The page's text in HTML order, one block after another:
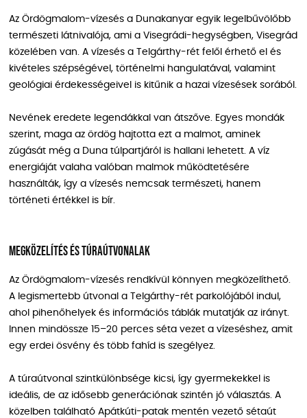
Az Ördögmalom-vízesés a Dunakanyar egyik legelbűvölőbb
természeti látnivalója, ami a Visegrádi-hegységben, Visegrád
közelében van. A vízesés a Telgárthy-rét felől érhető el és
kivételes szépségével, történelmi hangulatával, valamint
geológiai érdekességeivel is kitűnik a hazai vízesések sorából.
Nevének eredete legendákkal van átszőve. Egyes mondák
szerint, maga az ördög hajtotta ezt a malmot, aminek
zúgását még a Duna túlpartjáról is hallani lehetett. A víz
energiáját valaha valóban malmok működtetésére
használták, így a vízesés nemcsak természeti, hanem
történeti értékkel is bír.
Megközelítés és túraútvonalak
Az Ördögmalom-vízesés rendkívül könnyen megközelíthető.
A legismertebb útvonal a Telgárthy-rét parkolójából indul,
ahol pihenőhelyek és információs táblák mutatják az irányt.
Innen mindössze 15–20 perces séta vezet a vízeséshez, amit
egy erdei ösvény és több fahíd is szegélyez.
A túraútvonal szintkülönbsége kicsi, így gyermekekkel is
ideális, de az idősebb generációnak szintén jó választás. A
közelben található Apátkúti-patak mentén vezető sétaút